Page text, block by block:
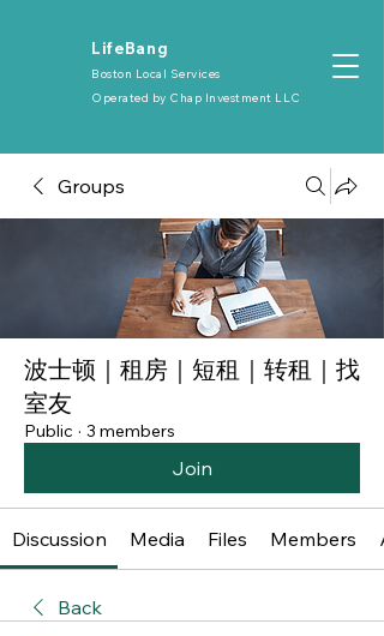
​LifeBang
Boston Local Services
Operated by Chap Investment LLC
Groups
波士顿｜租房｜短租｜转租｜找
室友
Public · 3 members
Join
Discussion Media Files Members
Back